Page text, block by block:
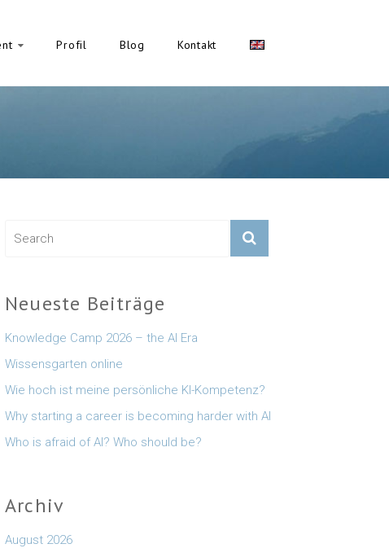
Profil Blog Kontakt
Neueste Beiträge
Knowledge Camp 2026 – the AI Era
Wissensgarten online
Wie hoch ist meine persönliche KI-Kompetenz?
Why starting a career is becoming harder with AI
Who is afraid of AI? Who should be?
Archiv
August 2026